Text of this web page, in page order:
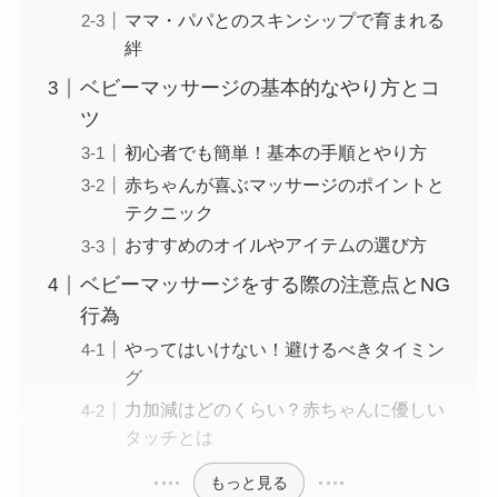
ママ・パパとのスキンシップで育まれる
絆
ベビーマッサージの基本的なやり方とコ
ツ
初心者でも簡単！基本の手順とやり方
赤ちゃんが喜ぶマッサージのポイントと
テクニック
おすすめのオイルやアイテムの選び方
ベビーマッサージをする際の注意点とNG
行為
やってはいけない！避けるべきタイミン
グ
力加減はどのくらい？赤ちゃんに優しい
タッチとは
もっと見る